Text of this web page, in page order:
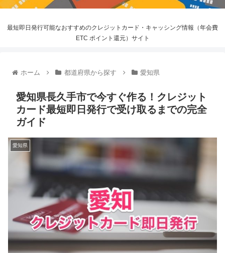
最短即日発行可能なおすすめのクレジットカード・キャッシング情報（年会費
ETC ポイント還元）サイト
ホーム 都道府県から探す 愛知県
愛知県長久手市で今すぐ作る！クレジット
カード最短即日発行で受け取るまでの完全
ガイド
愛知県